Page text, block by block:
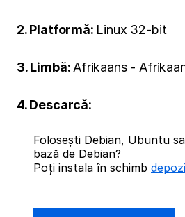
2. Platformă: Linux 32-bit
3. Limbă: Afrikaans -
4. Descarcă:
Folosești Debian, Ubuntu
bază de Debian?
Poți instala în schimb